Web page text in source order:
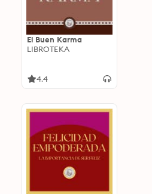
El Buen Karma
LIBROTEKA
4.4